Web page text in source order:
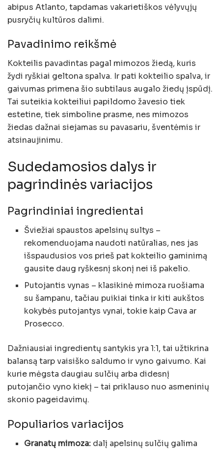
abipus Atlanto, tapdamas vakarietiškos vėlyvųjų
pusryčių kultūros dalimi.
Pavadinimo reikšmė
Kokteilis pavadintas pagal mimozos žiedą, kuris
žydi ryškiai geltona spalva. Ir pati kokteilio spalva, ir
gaivumas primena šio subtilaus augalo žiedų įspūdį.
Tai suteikia kokteiliui papildomo žavesio tiek
estetine, tiek simboline prasme, nes mimozos
žiedas dažnai siejamas su pavasariu, šventėmis ir
atsinaujinimu.
Sudedamosios dalys ir
pagrindinės variacijos
Pagrindiniai ingredientai
Šviežiai spaustos apelsinų sultys –
rekomenduojama naudoti natūralias, nes jas
išspaudusios vos prieš pat kokteilio gaminimą
gausite daug ryškesnį skonį nei iš pakelio.
Putojantis vynas – klasikinė mimoza ruošiama
su šampanu, tačiau puikiai tinka ir kiti aukštos
kokybės putojantys vynai, tokie kaip Cava ar
Prosecco.
Dažniausiai ingredientų santykis yra 1:1, tai užtikrina
balansą tarp vaisiško saldumo ir vyno gaivumo. Kai
kurie mėgsta daugiau sulčių arba didesnį
putojančio vyno kiekį – tai priklauso nuo asmeninių
skonio pageidavimų.
Populiarios variacijos
Granatų mimoza: dalį apelsinų sulčių galima